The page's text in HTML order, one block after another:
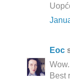
Еoc
Best